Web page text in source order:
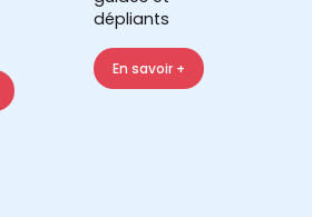
dépliants
En savoir +